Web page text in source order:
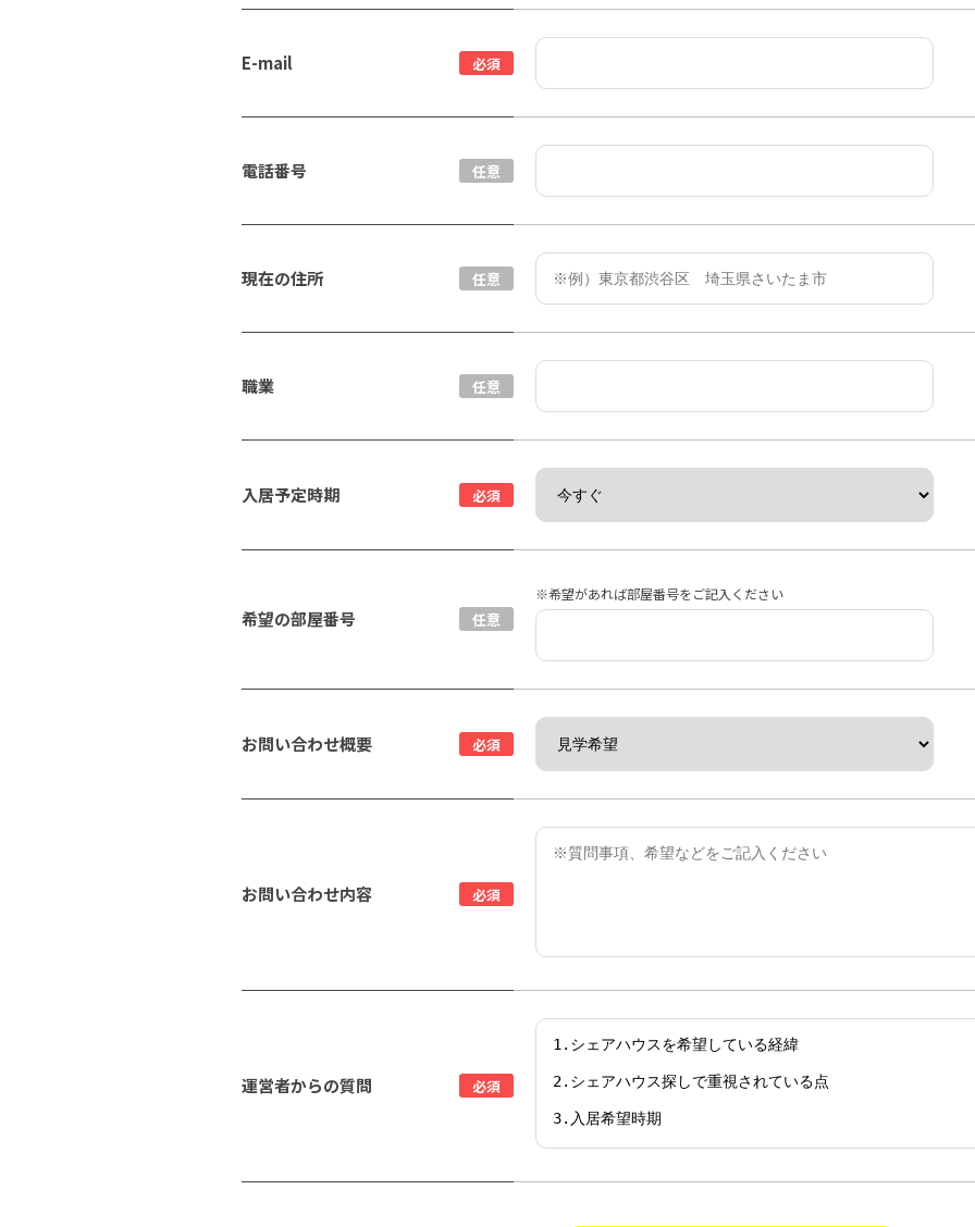
E-mail 必須
電話番号 任意
現在の住所 任意
職業 任意
入居予定時期 必須
希望の部屋番号 任意
※希望があれば部屋番号をご記入ください
お問い合わせ概要 必須
お問い合わせ内容 必須
運営者からの質問 必須